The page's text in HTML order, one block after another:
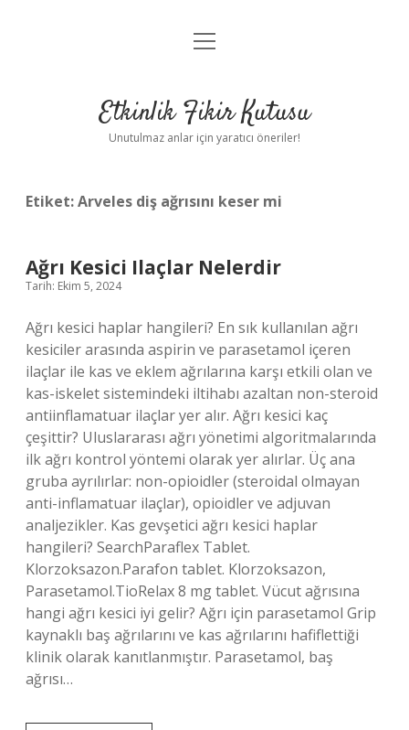
Anasayfa
Yasal Uyarı
menüyü
Etkinlik Fikir Kutusu
Unutulmaz anlar için yaratıcı öneriler!
Etiket:Arveles diş ağrısını keser mi
Ağrı Kesici Ilaçlar Nelerdir
Tarih: Ekim 5, 2024
Ağrı kesici haplar hangileri? En sık kullanılan ağrı
kesiciler arasında aspirin ve parasetamol içeren
ilaçlar ile kas ve eklem ağrılarına karşı etkili olan ve
kas-iskelet sistemindeki iltihabı azaltan non-steroid
antiinflamatuar ilaçlar yer alır. Ağrı kesici kaç
çeşittir? Uluslararası ağrı yönetimi algoritmalarında
ilk ağrı kontrol yöntemi olarak yer alırlar. Üç ana
gruba ayrılırlar: non-opioidler (steroidal olmayan
anti-inflamatuar ilaçlar), opioidler ve adjuvan
analjezikler. Kas gevşetici ağrı kesici haplar
hangileri? SearchParaflex Tablet.
Klorzoksazon.Parafon tablet. Klorzoksazon,
Parasetamol.TioRelax 8 mg tablet. Vücut ağrısına
hangi ağrı kesici iyi gelir? Ağrı için parasetamol Grip
kaynaklı baş ağrılarını ve kas ağrılarını hafiflettiği
klinik olarak kanıtlanmıştır. Parasetamol, baş
ağrısı…